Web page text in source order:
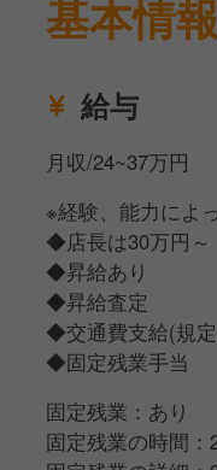
■店長経験なし&ブ
ご自身のペースで
基本情
給与
月収/24~37万円
※経験、能力によ
◆店長は30万円～
◆昇給あり
◆昇給査定
◆交通費支給(規
◆固定残業手当
固定残業：あり
固定残業の時間：